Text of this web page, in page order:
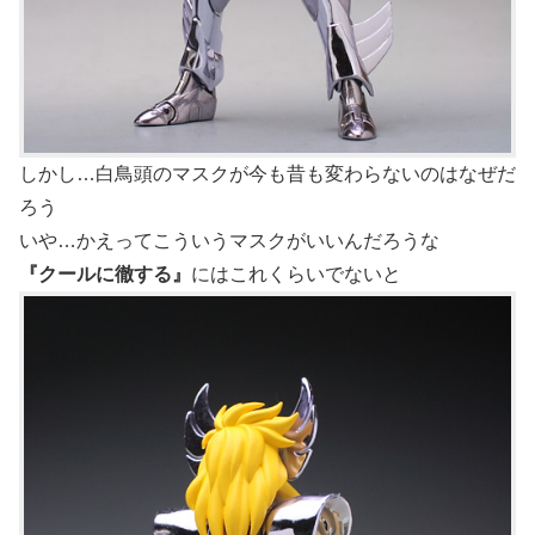
しかし…白鳥頭のマスクが今も昔も変わらないのはなぜだ
ろう
いや…かえってこういうマスクがいいんだろうな
『クールに徹する』 にはこれくらいでないと